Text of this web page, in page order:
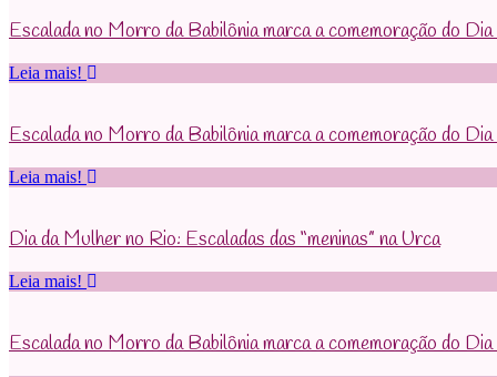
Escalada no Morro da Babilônia marca a comemoração do
Leia mais!
Escalada no Morro da Babilônia marca a comemoração do
Leia mais!
Dia da Mulher no Rio: Escaladas das “meninas” na Urca
Leia mais!
Escalada no Morro da Babilônia marca a comemoração do